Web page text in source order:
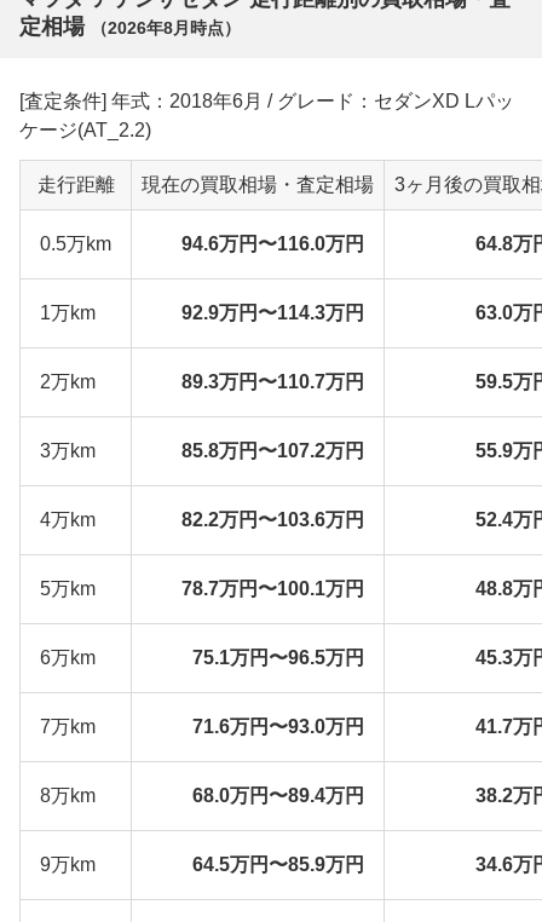
定相場
（2026年8月 時点）
[査定条件] 年式：2018年6月 / グレード：セダンXD Lパッ
ケージ(AT_2.2)
走行距離 現在の買取相場・査定相場 3ヶ月後の買取
0.5万km 94.6万円〜116.0万円 64.8万
1万km 92.9万円〜114.3万円 63.0万
2万km 89.3万円〜110.7万円 59.5万
3万km 85.8万円〜107.2万円 55.9万
4万km 82.2万円〜103.6万円 52.4万
5万km 78.7万円〜100.1万円 48.8万
6万km 75.1万円〜96.5万円 45.3万
7万km 71.6万円〜93.0万円 41.7万
8万km 68.0万円〜89.4万円 38.2万
9万km 64.5万円〜85.9万円 34.6万